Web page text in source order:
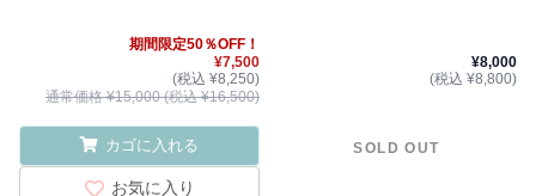
期間限定50％OFF！
¥7,500
(税込 ¥8,250)
通常価格 ¥15,000 (税込 ¥16,500)
カゴに入れる
お気に入り
¥8,000
(税込 ¥8,800)
SOLD OUT